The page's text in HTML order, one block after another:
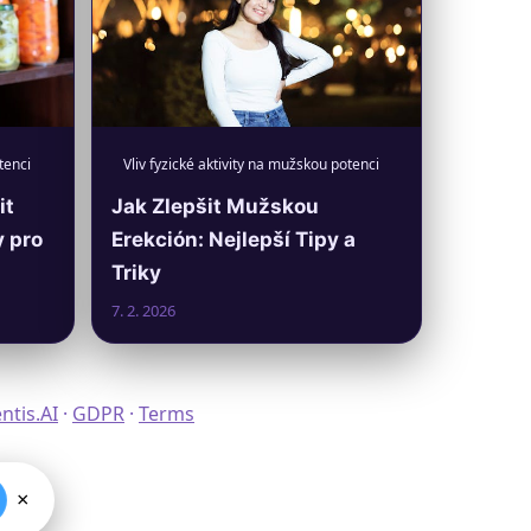
pro
Vliv fyzické aktivity na mužskou potenci
Jak Zlepšit Mužskou
Erekción: Nejlepší Tipy a
Triky
7. 2. 2026
· GDPR · Terms
×